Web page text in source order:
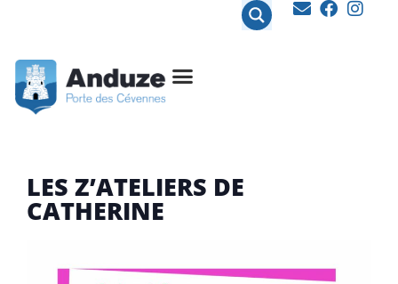
LES Z’ATELIERS DE
CATHERINE